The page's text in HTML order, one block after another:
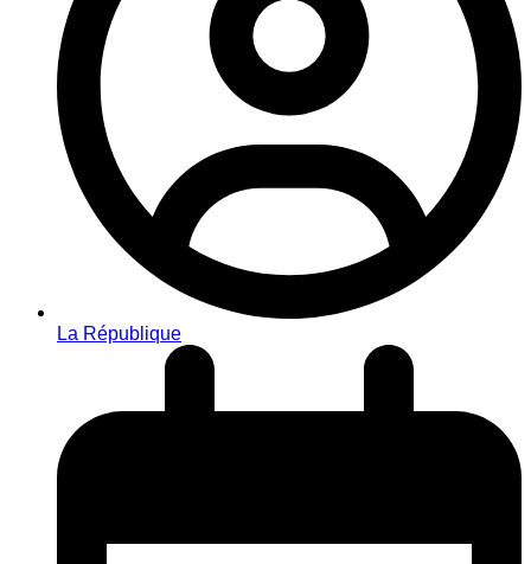
La République